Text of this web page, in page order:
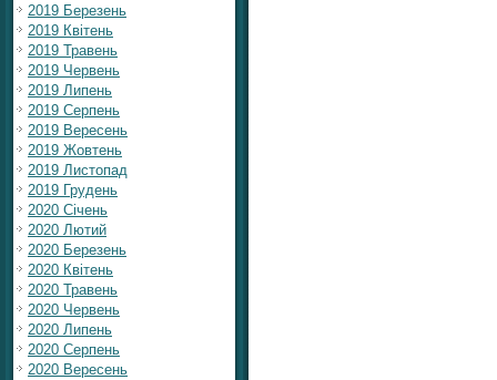
2019 Березень
2019 Квітень
2019 Травень
2019 Червень
2019 Липень
2019 Серпень
2019 Вересень
2019 Жовтень
2019 Листопад
2019 Грудень
2020 Січень
2020 Лютий
2020 Березень
2020 Квітень
2020 Травень
2020 Червень
2020 Липень
2020 Серпень
2020 Вересень